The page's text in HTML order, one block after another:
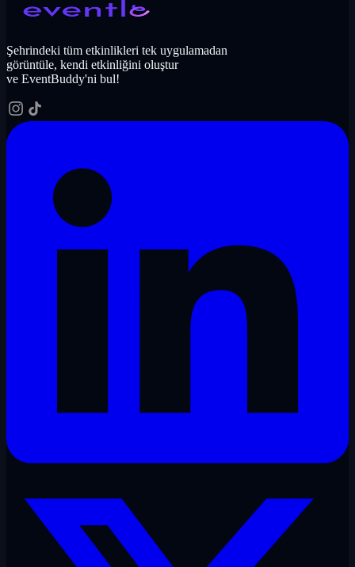
Şehrindeki tüm etkinlikleri tek uygulamadan
görüntüle, kendi etkinliğini oluştur
ve EventBuddy'ni bul!